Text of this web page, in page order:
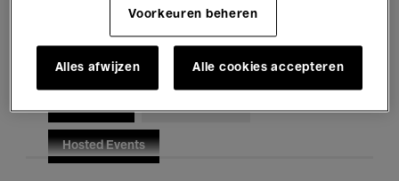
Voor iedereen Kids’ Palace
Hosted Events
Voorkeuren beheren
Alles afwijzen Alle cookies accepteren